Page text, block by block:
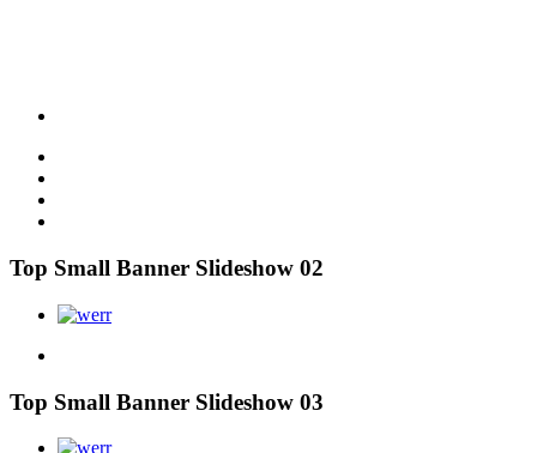
Top Small Banner Slideshow 02
Top Small Banner Slideshow 03